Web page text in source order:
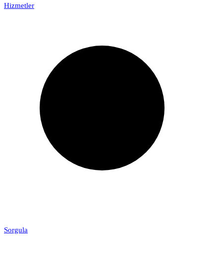
Hizmetler
Sorgula